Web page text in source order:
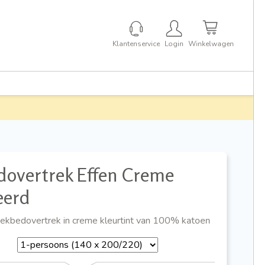
Klantenservice Login Winkelwagen
Effen Creme
in creme kleurtint van 100% katoen